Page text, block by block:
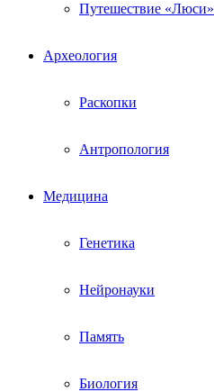
Путешествие «Люси»
Археология
Раскопки
Антропология
Медицина
Генетика
Нейронауки
Память
Биология